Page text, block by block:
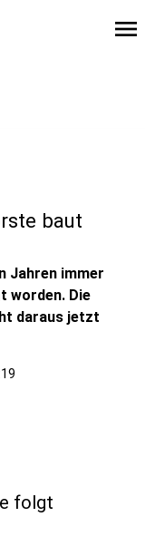
menu
baut
Jahren immer
worden. Die
daraus jetzt
folgt